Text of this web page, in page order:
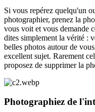
Si vous repérez quelqu'un
photographier, prenez la
vous voit et vous demande
dites simplement la vérité :
belles photos autour de
excellent sujet. Rarement
proposez de supprimer la
Photographiez de